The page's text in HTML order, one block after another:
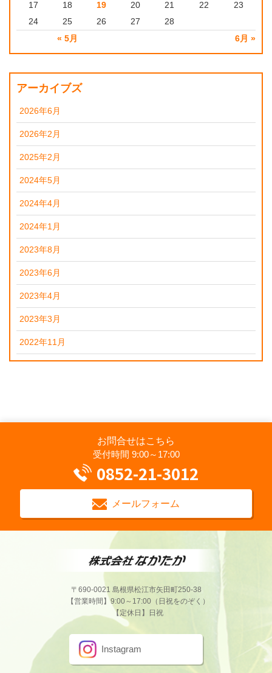
« 5月 6月 »
17
18 19 20 21 22
23
24
25 26 27 28
アーカイブズ
2026年6月
2026年2月
2025年2月
2024年5月
2024年4月
2024年1月
2023年8月
2023年6月
2023年4月
2023年3月
2022年11月
お問合せはこちら
受付時間 9:00～17:00
0852-21-3012
メールフォーム
〒690-0021 島根県松江市矢田町250-38
【営業時間】9:00～17:00（日祝をのぞく）
【定休日】日祝
Instagram